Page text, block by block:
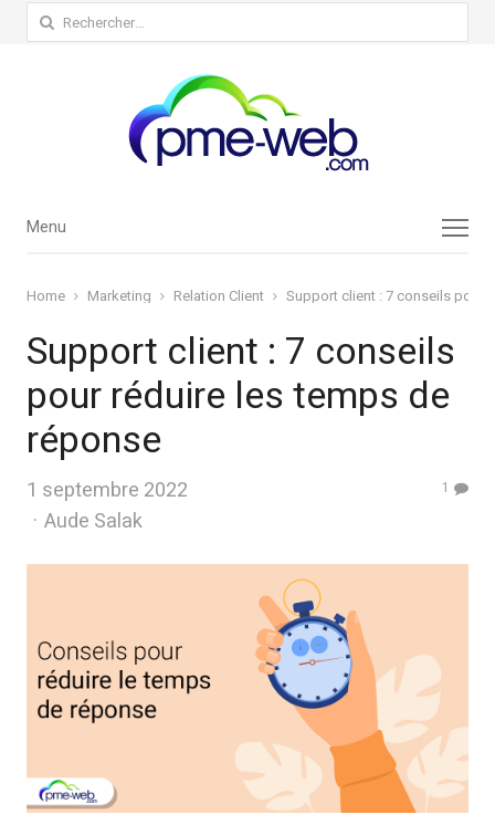
Rechercher :
Menu
Menu
Home Marketing Relation Client Support client : 7 conseils pour
Support client : 7 conseils
pour réduire les temps de
réponse
1 septembre 2022
Author
Aude Salak
1